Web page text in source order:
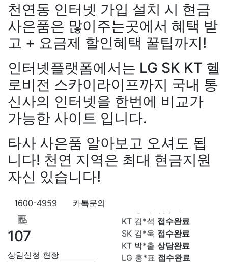
천연동 인터넷 가입 설치 시 현금
사은품은 많이주는곳에서 혜택 받
고 + 요금제 할인혜택 꿀팁까지!
인터넷플랫폼에서는 LG SK KT 헬
로비전 스카이라이프까지 국내 통
신사의 인터넷을 한번에 비교가
가능한 사이트 입니다.
타사 사은품 알아보고 오셔도 됩
니다! 천연 지역은 최대 현금지원
자신 있습니다!
1600-4959 카톡문의
107
상담신청 현황
장*민상담대기
KT 김*실
상담완료
LG 박*찬
접수완료
SK 박*혜접수완료
SK 윤*열상담중
SK 김*욱 접수완료
KT 박*출 상담완료
LG 홍*표접수완료
SK 정*석 상담완료
강*구 KT 설치완료
홍*표 KT 48만원+@지급
정*석 KT 48만원+@지급
이*승 LG설치완료
김*채 LG 48만원+@지급